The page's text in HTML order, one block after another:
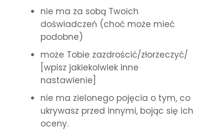
nie ma za sobą Twoich
doświadczeń (choć może mieć
podobne)
może Tobie zazdrościć/złorzeczyć/
[wpisz jakiekolwiek inne
nastawienie]
nie ma zielonego pojęcia o tym, co
ukrywasz przed innymi, bojąc się ich
oceny.